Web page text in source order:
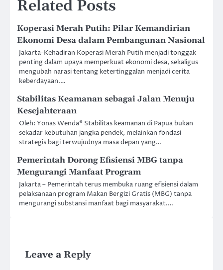
Related Posts
Koperasi Merah Putih: Pilar Kemandirian
Ekonomi Desa dalam Pembangunan Nasional
Jakarta-Kehadiran Koperasi Merah Putih menjadi tonggak
penting dalam upaya memperkuat ekonomi desa, sekaligus
mengubah narasi tentang ketertinggalan menjadi cerita
keberdayaan.…
Stabilitas Keamanan sebagai Jalan Menuju
Kesejahteraan
Oleh: Yonas Wenda* Stabilitas keamanan di Papua bukan
sekadar kebutuhan jangka pendek, melainkan fondasi
strategis bagi terwujudnya masa depan yang…
Pemerintah Dorong Efisiensi MBG tanpa
Mengurangi Manfaat Program
Jakarta – Pemerintah terus membuka ruang efisiensi dalam
pelaksanaan program Makan Bergizi Gratis (MBG) tanpa
mengurangi substansi manfaat bagi masyarakat.…
Leave a Reply